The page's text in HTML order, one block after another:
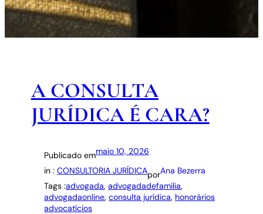
A CONSULTA
JURÍDICA É CARA?
Publicado emmaio 10, 2026
in :CONSULTORIA JURÍDICAporAna Bezerra
Tags :advogada, advogadadefamilia
advogadaonline, consulta jurídica, honorários
advocatícios